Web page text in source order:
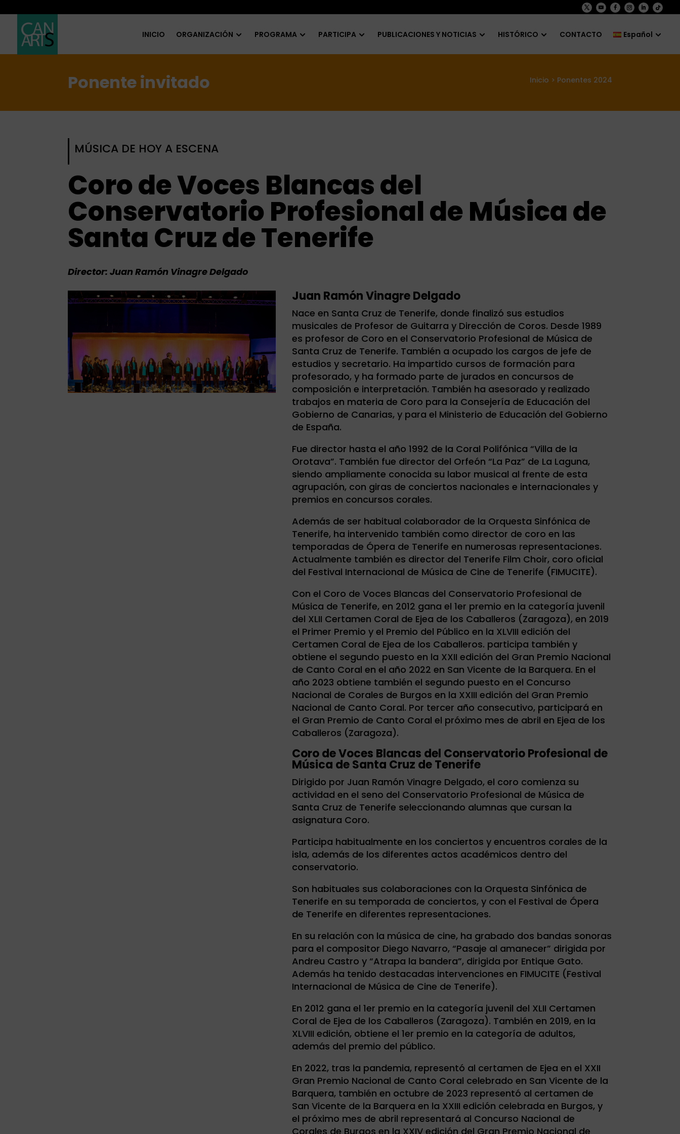
INICIO ORGANIZACIÓN PROGRAMA PARTICIPA PUBLICACIONES Y NOTICIAS HISTÓRICO CONTACTO Español
Ponente invitado Inicio > Ponentes 2024
MÚSICA DE HOY A ESCENA
Coro de Voces Blancas del
Conservatorio Profesional de Música de
Santa Cruz de Tenerife
Director: Juan Ramón Vinagre Delgado
Juan Ramón Vinagre Delgado
Nace en Santa Cruz de Tenerife, donde finalizó sus estudios
musicales de Profesor de Guitarra y Dirección de Coros. Desde 1989
es profesor de Coro en el Conservatorio Profesional de Música de
Santa Cruz de Tenerife. También a ocupado los cargos de jefe de
estudios y secretario. Ha impartido cursos de formación para
profesorado, y ha formado parte de jurados en concursos de
composición e interpretación. También ha asesorado y realizado
trabajos en materia de Coro para la Consejería de Educación del
Gobierno de Canarias, y para el Ministerio de Educación del Gobierno
de España.
Fue director hasta el año 1992 de la Coral Polifónica “Villa de la
Orotava”. También fue director del Orfeón “La Paz” de La Laguna,
siendo ampliamente conocida su labor musical al frente de esta
agrupación, con giras de conciertos nacionales e internacionales y
premios en concursos corales.
Además de ser habitual colaborador de la Orquesta Sinfónica de
Tenerife, ha intervenido también como director de coro en las
temporadas de Ópera de Tenerife en numerosas representaciones.
Actualmente también es director del Tenerife Film Choir, coro oficial
del Festival Internacional de Música de Cine de Tenerife (FIMUCITE).
Con el Coro de Voces Blancas del Conservatorio Profesional de
Música de Tenerife, en 2012 gana el 1er premio en la categoría juvenil
del XLII Certamen Coral de Ejea de los Caballeros (Zaragoza), en 2019
el Primer Premio y el Premio del Público en la XLVIII edición del
Certamen Coral de Ejea de los Caballeros. participa también y
obtiene el segundo puesto en la XXII edición del Gran Premio Nacional
de Canto Coral en el año 2022 en San Vicente de la Barquera. En el
año 2023 obtiene también el segundo puesto en el Concurso
Nacional de Corales de Burgos en la XXIII edición del Gran Premio
Nacional de Canto Coral. Por tercer año consecutivo, participará en
el Gran Premio de Canto Coral el próximo mes de abril en Ejea de los
Caballeros (Zaragoza).
Coro de Voces Blancas del Conservatorio Profesional de
Música de Santa Cruz de Tenerife
Dirigido por Juan Ramón Vinagre Delgado, el coro comienza su
actividad en el seno del Conservatorio Profesional de Música de
Santa Cruz de Tenerife seleccionando alumnas que cursan la
asignatura Coro.
Participa habitualmente en los conciertos y encuentros corales de la
isla, además de los diferentes actos académicos dentro del
conservatorio.
Son habituales sus colaboraciones con la Orquesta Sinfónica de
Tenerife en su temporada de conciertos, y con el Festival de Ópera
de Tenerife en diferentes representaciones.
En su relación con la música de cine, ha grabado dos bandas sonoras
para el compositor Diego Navarro, “Pasaje al amanecer” dirigida por
Andreu Castro y “Atrapa la bandera”, dirigida por Entique Gato.
Además ha tenido destacadas intervenciones en FIMUCITE (Festival
Internacional de Música de Cine de Tenerife).
En 2012 gana el 1er premio en la categoría juvenil del XLII Certamen
Coral de Ejea de los Caballeros (Zaragoza). También en 2019, en la
XLVIII edición, obtiene el 1er premio en la categoría de adultos,
además del premio del público.
En 2022, tras la pandemia, representó al certamen de Ejea en el XXII
Gran Premio Nacional de Canto Coral celebrado en San Vicente de la
Barquera, también en octubre de 2023 representó al certamen de
San Vicente de la Barquera en la XXIII edición celebrada en Burgos, y
el próximo mes de abril representará al Concurso Nacional de
Corales de Burgos en la XXIV edición del Gran Premio Nacional de